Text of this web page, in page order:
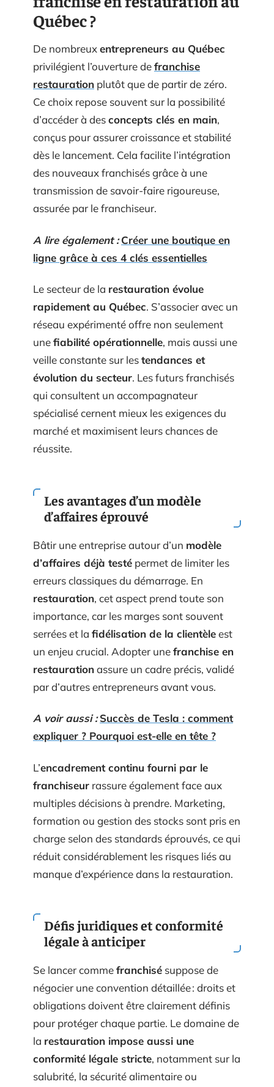
Québec ?
De nombreuxentrepreneurs au Québec
privilégient l’ouverture defranchise
restauration plutôt que de partir de zéro.
Ce choix repose souvent sur la possibilité
d’accéder à desconcepts clés en main,
conçus pour assurer croissance et stabilité
dès le lancement. Cela facilite l’intégration
des nouveaux franchisés grâce à une
transmission de savoir-faire rigoureuse,
assurée par le franchiseur.
A lire également : Créer une boutique en
ligne grâce à ces 4 clés essentielles
Le secteur de la restauration évolue
rapidement au Québec. S’associer avec un
réseau expérimenté offre non seulement
unefiabilité opérationnelle, mais aussi une
veille constante sur lestendances et
évolution du secteur. Les futurs franchisés
qui consultent un accompagnateur
spécialisé cernent mieux les exigences du
marché et maximisent leurs chances de
réussite.
Les avantages d’un modèle
d’affaires éprouvé
Bâtir une entreprise autour d’un modèle
d’affaires déjà testé permet de limiter les
erreurs classiques du démarrage. En
restauration, cet aspect prend toute son
importance, car les marges sont souvent
serrées et la fidélisation de la clientèleest
un enjeu crucial. Adopter unefranchise en
restaurationassure un cadre précis, validé
par d’autres entrepreneurs avant vous.
A voir aussi : Succès de Tesla : comment
expliquer ? Pourquoi est-elle en tête ?
L’encadrement continu fourni par le
franchiseur rassure également face aux
multiples décisions à prendre. Marketing,
formation ou gestion des stocks sont pris en
charge selon des standards éprouvés, ce qui
réduit considérablement les risques liés au
manque d’expérience dans la restauration.
Défis juridiques et conformité
légale à anticiper
Se lancer commefranchisé suppose de
négocier une convention détaillée : droits et
obligations doivent être clairement définis
pour protéger chaque partie. Le domaine de
la restauration impose aussi une
conformité légale stricte, notamment sur la
salubrité, la sécurité alimentaire ou